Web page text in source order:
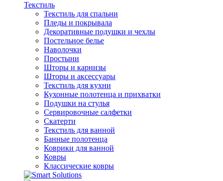
Текстиль
Текстиль для спальни
Пледы и покрывала
Декоративные подушки и чехлы
Постельное белье
Наволочки
Простыни
Шторы и карнизы
Шторы и аксессуары
Текстиль для кухни
Кухонные полотенца и прихватки
Подушки на стулья
Сервировочные салфетки
Скатерти
Текстиль для ванной
Банные полотенца
Коврики для ванной
Ковры
Классические ковры